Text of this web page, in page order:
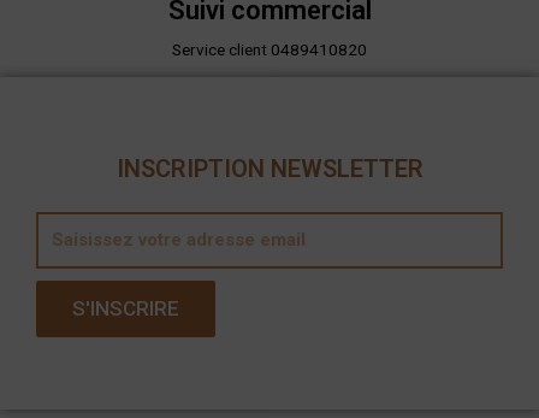
Suivi commercial
Service client 0489410820
INSCRIPTION NEWSLETTER
a
S'INSCRIRE